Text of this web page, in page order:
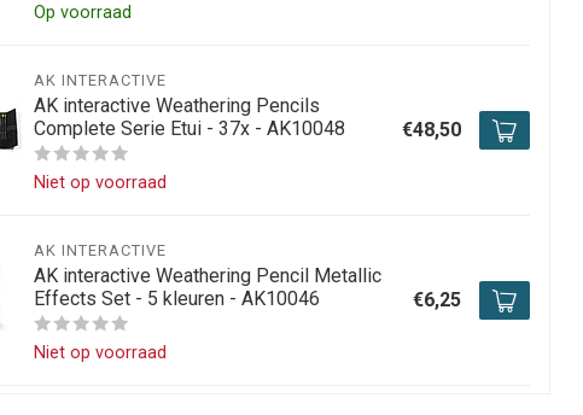
Op voorraad
AK INTERACTIVE
AK interactive Weathering Pencils
Complete Serie Etui - 37x - AK10048
Niet op voorraad
€48,50
AK INTERACTIVE
AK interactive Weathering Pencil Metallic
Effects Set - 5 kleuren - AK10046
Niet op voorraad
€6,25